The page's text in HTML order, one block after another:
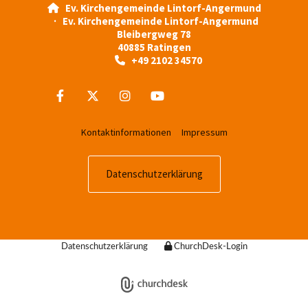
Ev. Kirchengemeinde Lintorf-Angermund
· Ev. Kirchengemeinde Lintorf-Angermund
Bleibergweg 78
40885 Ratingen
+49 2102 34570
Kontaktinformationen Impressum
Datenschutzerklärung
Datenschutzerklärung ChurchDesk-Login